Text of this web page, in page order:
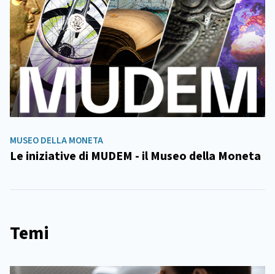
MUSEO DELLA MONETA
Le iniziative di MUDEM - il Museo della Moneta
Temi